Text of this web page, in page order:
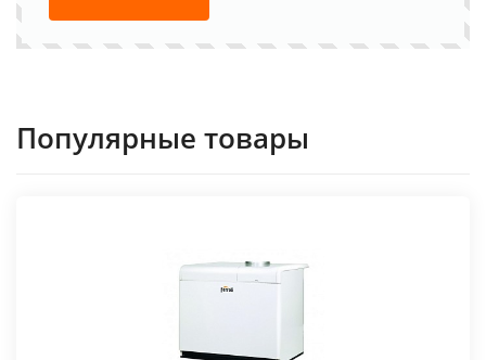
Популярные товары